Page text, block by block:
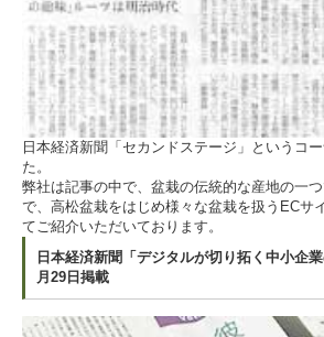
日本経済新聞「セカンドステージ」というコ
た。
弊社は記事の中で、盆栽の伝統的な産地の一
で、高松盆栽をはじめ様々な盆栽を扱うECサ
てご紹介いただいております。
日本経済新聞「デジタルが切り拓く中小企
月29日掲載